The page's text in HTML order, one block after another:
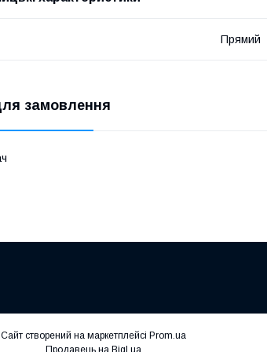
Прямий
замовлення
Сайт створений на маркетплейсі Prom.ua
Продавець на Bigl.ua